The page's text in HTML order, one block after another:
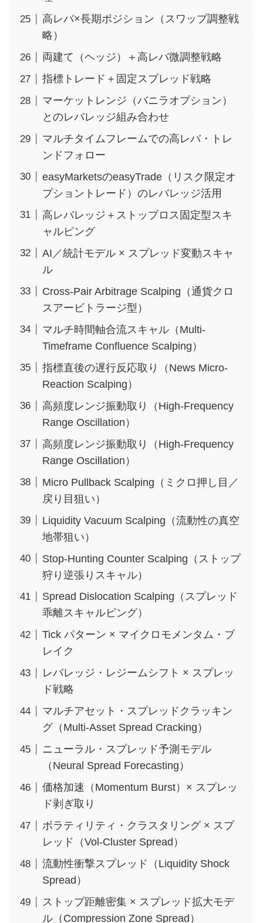
高レバ×長期ポジション（スワップ調整戦
略）
両建て（ヘッジ）＋高レバ微調整戦略
指標トレード＋固定スプレッド戦略
マーケットレンジ（バニラオプション）
とのレバレッジ組み合わせ
マルチタイムフレームでの高レバ・トレ
ンドフォロー
easyMarketsのeasyTrade（リスク限定オ
プショントレード）のレバレッジ活用
高レバレッジ＋ストップロス固定型スキ
ャルピング
AI／統計モデル × スプレッド変動スキャ
ル
Cross-Pair Arbitrage Scalping（通貨クロ
スアービトラージ型）
マルチ時間軸合流スキャル（Multi-
Timeframe Confluence Scalping）
指標直後の遅行反応取り（News Micro-
Reaction Scalping）
高頻度レンジ振動取り（High-Frequency
Range Oscillation）
高頻度レンジ振動取り（High-Frequency
Range Oscillation）
Micro Pullback Scalping（ミクロ押し目／
戻り目狙い）
Liquidity Vacuum Scalping（流動性の真空
地帯狙い）
Stop-Hunting Counter Scalping（ストップ
狩り逆張りスキャル）
Spread Dislocation Scalping（スプレッド
乖離スキャルピング）
Tick パターン × マイクロモメンタム・ブ
レイク
レバレッジ・レジームシフト × スプレッ
ド戦略
マルチアセット・スプレッドクラッキン
グ（Multi-Asset Spread Cracking）
ニューラル・スプレッド予測モデル
（Neural Spread Forecasting）
価格加速（Momentum Burst）× スプレッ
ド剥ぎ取り
ボラティリティ・クラスタリング × スプ
レッド（Vol-Cluster Spread）
流動性衝撃スプレッド（Liquidity Shock
Spread）
ストップ距離密集 × スプレッド拡大モデ
ル（Compression Zone Spread）